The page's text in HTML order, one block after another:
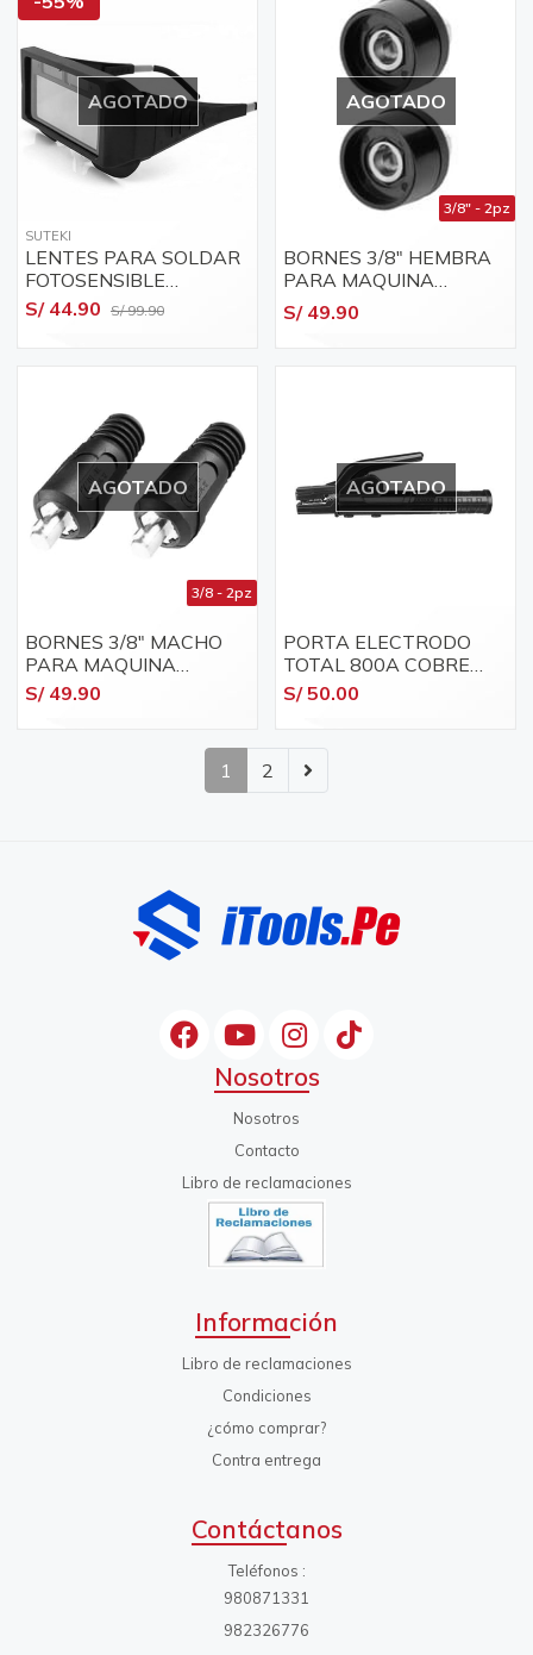
AGOTADO
SUTEKI
LENTES PARA SOLDAR
FOTOSENSIBLE
RECTANGULAR EN
CAJA
S/ 44.90 S/ 99.90
AGOTADO
3/8" - 2pz
BORNES 3/8" HEMBRA
PARA MAQUINA
SOLDAR
S/ 49.90
AGOTADO
3/8 - 2pz
BORNES 3/8" MACHO
PARA MAQUINA
SOLDAR
S/ 49.90
AGOTADO
PORTA ELECTRODO
TOTAL 800A COBRE
PMMA 630A
S/ 50.00
1 2
Nosotros
Nosotros
Contacto
Libro de reclamaciones
Información
Libro de reclamaciones
Condiciones
¿cómo comprar?
Contra entrega
Contáctanos
Teléfonos
980871331
982326776